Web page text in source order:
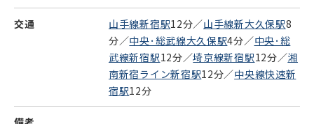
交通 山手線新宿駅12分／山手線新大久保駅8
分／中央･総武線大久保駅4分／中央･総
武線新宿駅12分／埼京線新宿駅12分／湘
南新宿ライン新宿駅12分／中央線快速新
宿駅12分